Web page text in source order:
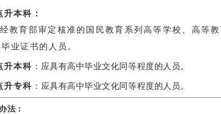
本科：
教育部审定核准的国民教育系列高等学校、高等
业证书的人员。
升本科 ：应具有高中毕业文化同等程度的人员。
升专科 ：应具有高中毕业文化 同等程度的人员。
法：